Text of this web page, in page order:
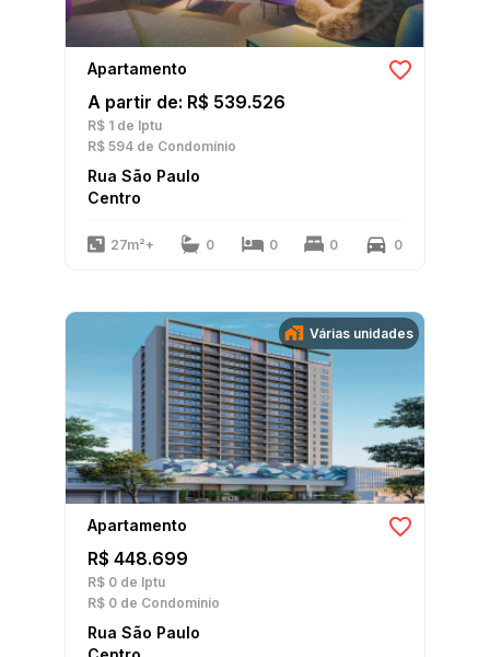
Apartamento
A partir de: R$ 539.526
R$ 1 de Iptu
R$ 594 de Condomínio
Rua São Paulo
Centro
27m²+ 0 0 0 0
Várias unidades
Apartamento
R$ 448.699
R$ 0 de Iptu
R$ 0 de Condomínio
Rua São Paulo